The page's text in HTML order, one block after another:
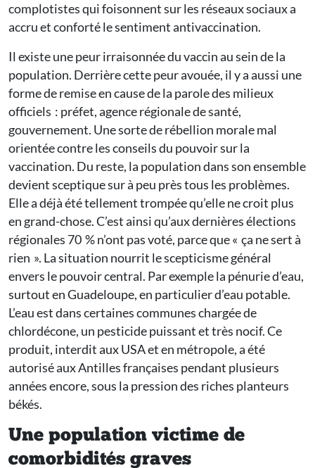
complotistes qui foisonnent sur les réseaux sociaux a
accru et conforté le sentiment antivaccination.
Il existe une peur irraisonnée du vaccin au sein de la
population. Derrière cette peur avouée, il y a aussi une
forme de remise en cause de la parole des milieux
officiels : préfet, agence régionale de santé,
gouvernement. Une sorte de rébellion morale mal
orientée contre les conseils du pouvoir sur la
vaccination. Du reste, la population dans son ensemble
devient sceptique sur à peu près tous les problèmes.
Elle a déjà été tellement trompée qu’elle ne croit plus
en grand-chose. C’est ainsi qu’aux dernières élections
régionales 70 % n’ont pas voté, parce que « ça ne sert à
rien ». La situation nourrit le scepticisme général
envers le pouvoir central. Par exemple la pénurie d’eau,
surtout en Guadeloupe, en particulier d’eau potable.
L’eau est dans certaines communes chargée de
chlordécone, un pesticide puissant et très nocif. Ce
produit, interdit aux USA et en métropole, a été
autorisé aux Antilles françaises pendant plusieurs
années encore, sous la pression des riches planteurs
békés.
Une population victime de
comorbidités graves